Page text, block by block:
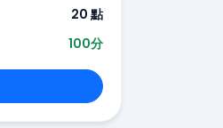
20 點
100分